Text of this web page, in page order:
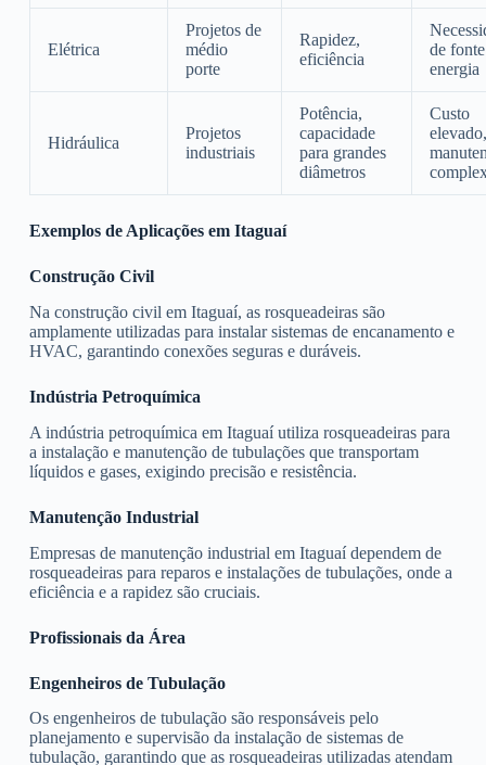
Elétrica
Projetos de
médio
porte
Rapidez,
eficiência
de
energia
Hidráulica
Projetos
industriais
Potência,
capacidade
para grandes
diâmetros
Custo
elevado,
Exemplos de Aplicações em Itaguaí
Construção Civil
Na construção civil em Itaguaí, as rosqueadeiras são
amplamente utilizadas para instalar sistemas de encanamento e
HVAC, garantindo conexões seguras e duráveis.
Indústria Petroquímica
A indústria petroquímica em Itaguaí utiliza rosqueadeiras para
a instalação e manutenção de tubulações que transportam
líquidos e gases, exigindo precisão e resistência.
Manutenção Industrial
Empresas de manutenção industrial em Itaguaí dependem de
rosqueadeiras para reparos e instalações de tubulações, onde a
eficiência e a rapidez são cruciais.
Profissionais da Área
Engenheiros de Tubulação
Os engenheiros de tubulação são responsáveis pelo
planejamento e supervisão da instalação de sistemas de
tubulação, garantindo que as rosqueadeiras utilizadas atendam